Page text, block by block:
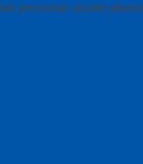
perosotan double jakarta